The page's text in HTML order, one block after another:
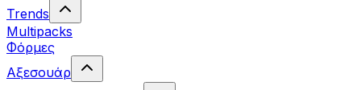
Trends
Multipacks
Φόρμες
Αξεσουάρ